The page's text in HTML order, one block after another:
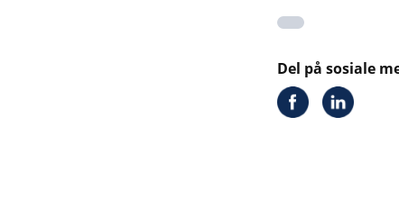
Del på sosiale